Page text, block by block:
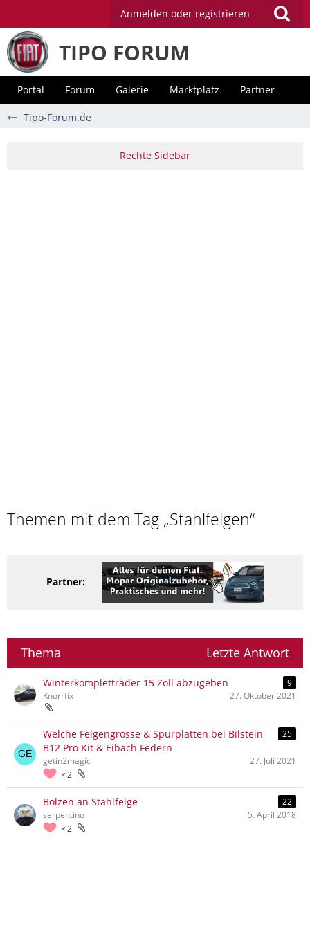
Anmelden oder registrieren
TIPO FORUM
Portal Forum Galerie Marktplatz Partner
Tipo-Forum.de
Themen mit dem Tag „Stahlfelgen“
Partner:
Thema Letzte Antwort
Winterkompletträder 15 Zoll abzugeben
9
Knorrfix
27. Oktober 2021
Welche Felgengrösse & Spurplatten bei Bilstein
B12 Pro Kit & Eibach Federn
25
2
getin2magic 27. Juli 2021
Bolzen an Stahlfelge 22
2
serpentino 5. April 2018